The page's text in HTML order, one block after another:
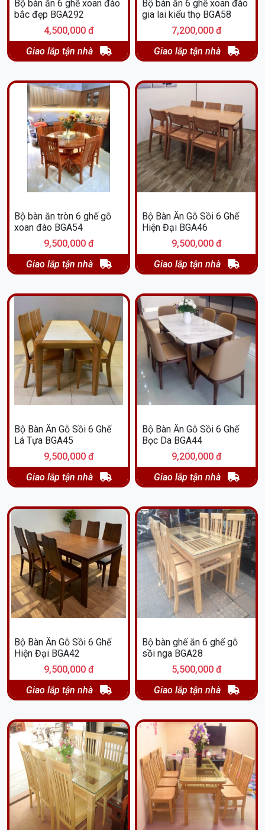
Bộ bàn ăn 6 ghế xoan đào
bắc đẹp BGA292
4,500,000 đ
Giao lắp tận nhà
Bộ bàn ăn 6 ghế xoan đào
gia lai kiểu thọ BGA58
7,200,000 đ
Giao lắp tận nhà
Bộ bàn ăn tròn 6 ghế gỗ
xoan đào BGA54
9,500,000 đ
Giao lắp tận nhà
Bộ Bàn Ăn Gỗ Sồi 6 Ghế
Hiện Đại BGA46
9,500,000 đ
Giao lắp tận nhà
Bộ Bàn Ăn Gỗ Sồi 6 Ghế
Lá Tựa BGA45
9,500,000 đ
Giao lắp tận nhà
Bộ Bàn Ăn Gỗ Sồi 6 Ghế
Bọc Da BGA44
9,200,000 đ
Giao lắp tận nhà
Bộ Bàn Ăn Gỗ Sồi 6 Ghế
Hiện Đại BGA42
9,500,000 đ
Giao lắp tận nhà
Bộ bàn ghế ăn 6 ghế gỗ
sồi nga BGA28
5,500,000 đ
Giao lắp tận nhà